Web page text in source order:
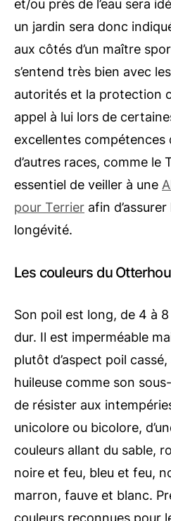
et/ou près de l’eau sera
un jardin sera donc
aux côtés d’un maître
s’entend très bien avec
autorités et la protection
appel à lui lors de
excellentes compétences
d’autres races, comme le
essentiel de veiller à une
pour Terrier afin
longévité.
Les couleurs du
Son poil est long, de 4 à
dur. Il est imperméable
plutôt d’aspect poil
huileuse comme son
de résister aux
unicolore ou bicolore,
couleurs allant du sable,
noire et feu, bleu et feu,
marron, fauve et blanc.